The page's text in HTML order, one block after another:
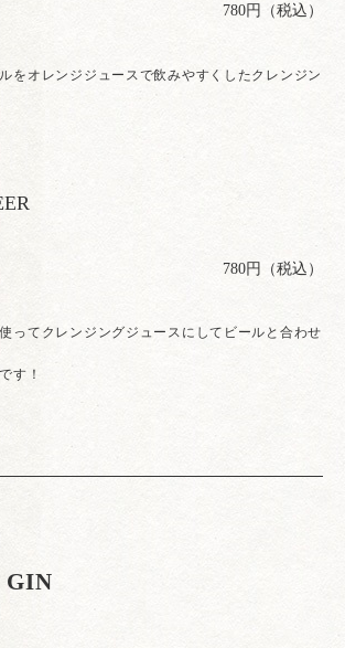
780円（税込）
をオレンジジュースで飲みやすくしたクレンジン
780円（税込）
ってクレンジングジュースにしてビールと合わせ
す！
GIN